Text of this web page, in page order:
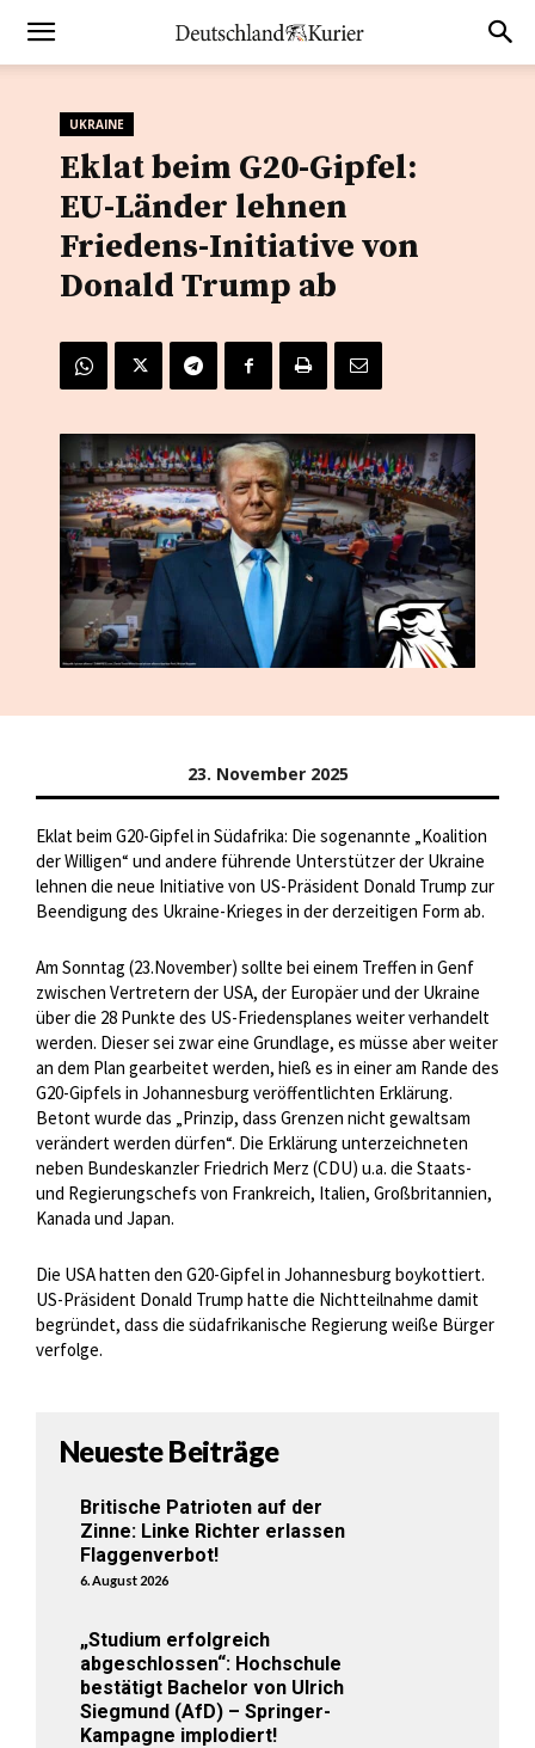
UKRAINE
Eklat beim G20-Gipfel:
EU-Länder lehnen
Friedens-Initiative von
Donald Trump ab
23. November 2025
Eklat beim G20-Gipfel in Südafrika: Die sogenannte „Koalition
der Willigen“ und andere führende Unterstützer der Ukraine
lehnen die neue Initiative von US-Präsident Donald Trump zur
Beendigung des Ukraine-Krieges in der derzeitigen Form ab.
Am Sonntag (23.November) sollte bei einem Treffen in Genf
zwischen Vertretern der USA, der Europäer und der Ukraine
über die 28 Punkte des US-Friedensplanes weiter verhandelt
werden. Dieser sei zwar eine Grundlage, es müsse aber weiter
an dem Plan gearbeitet werden, hieß es in einer am Rande des
G20-Gipfels in Johannesburg veröffentlichten Erklärung.
Betont wurde das „Prinzip, dass Grenzen nicht gewaltsam
verändert werden dürfen“. Die Erklärung unterzeichneten
neben Bundeskanzler Friedrich Merz (CDU) u.a. die Staats-
und Regierungschefs von Frankreich, Italien, Großbritannien,
Kanada und Japan.
Die USA hatten den G20-Gipfel in Johannesburg boykottiert.
US-Präsident Donald Trump hatte die Nichtteilnahme damit
begründet, dass die südafrikanische Regierung weiße Bürger
verfolge.
Neueste Beiträge
Britische Patrioten auf der
Zinne: Linke Richter erlassen
Flaggenverbot!
6. August 2026
„Studium erfolgreich
abgeschlossen“: Hochschule
bestätigt Bachelor von Ulrich
Siegmund (AfD) – Springer-
Kampagne implodiert!